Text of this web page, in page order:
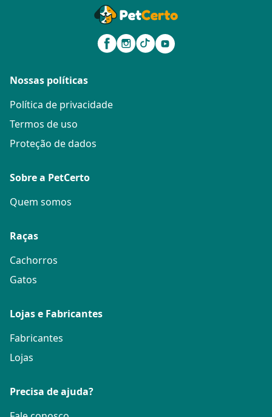
Nossas políticas
Política de privacidade
Termos de uso
Proteção de dados
Sobre a PetCerto
Quem somos
Raças
Cachorros
Gatos
Lojas e Fabricantes
Fabricantes
Lojas
Precisa de ajuda?